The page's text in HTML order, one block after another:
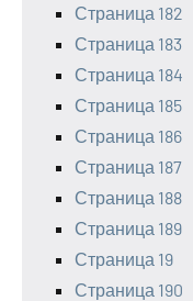
Страница 182
Страница 183
Страница 184
Страница 185
Страница 186
Страница 187
Страница 188
Страница 189
Страница 19
Страница 190